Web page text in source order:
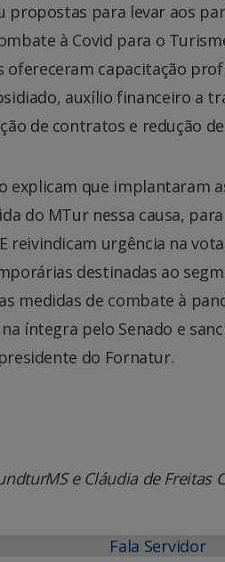
para levar aos
à Covid para o
ofereceram capacitação
auxílio financeiro a
de contratos e redução
explicam que implantaram
do MTur nessa causa,
reivindicam urgência na
destinadas ao
medidas de combate à
na íntegra pelo Senado e
do Fornatur.
e Cláudia de Freitas
Fala Servidor